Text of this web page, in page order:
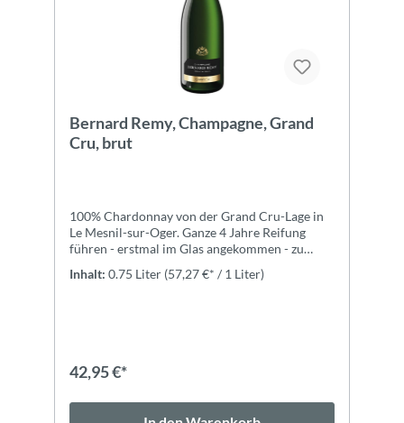
Bernard Remy, Champagne, Grand
Cru, brut
100% Chardonnay von der Grand Cru-Lage in
Le Mesnil-sur-Oger. Ganze 4 Jahre Reifung
führen - erstmal im Glas angekommen - zu
Geschmacksexplosion.ExpertiseAuf zarte
Inhalt: 0.75 Liter (57,27 €* / 1 Liter)
42,95 €*